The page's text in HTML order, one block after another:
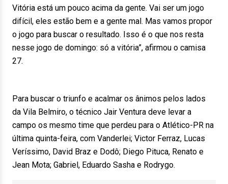
Vitória está um pouco acima da gente. Vai ser um jogo
difícil, eles estão bem e a gente mal. Mas vamos propor
o jogo para buscar o resultado. Isso é o que nos resta
nesse jogo de domingo: só a vitória”, afirmou o camisa
27.
Para buscar o triunfo e acalmar os ânimos pelos lados
da Vila Belmiro, o técnico Jair Ventura deve levar a
campo os mesmo time que perdeu para o Atlético-PR na
última quinta-feira, com Vanderlei; Victor Ferraz, Lucas
Veríssimo, David Braz e Dodô; Diego Pituca, Renato e
Jean Mota; Gabriel, Eduardo Sasha e Rodrygo.